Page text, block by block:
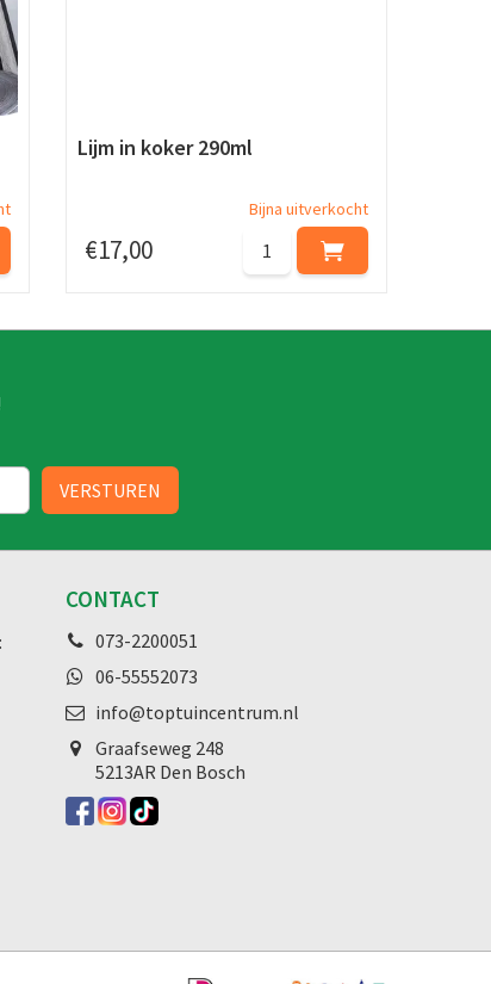
Lijm in koker 290ml
€17,00
Bijna uitverkocht
CONTACT
073-2200051
06-55552073
info@toptuincentrum.nl
Graafseweg 248
5213AR Den Bosch